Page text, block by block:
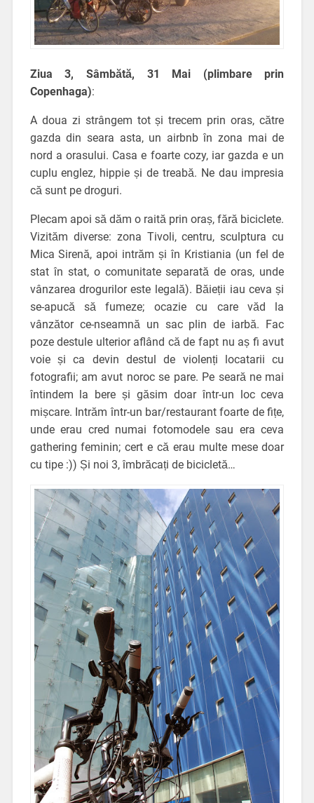
Ziua 3, Sâmbătă, 31 Mai (plimbare prin
Copenhaga):
A doua zi strângem tot și trecem prin oras, către
gazda din seara asta, un airbnb în zona mai de
nord a orasului. Casa e foarte cozy, iar gazda e un
cuplu englez, hippie și de treabă. Ne dau impresia
că sunt pe droguri.
Plecam apoi să dăm o raită prin oraș, fără biciclete.
Vizităm diverse: zona Tivoli, centru, sculptura cu
Mica Sirenă, apoi intrăm și în Kristiania (un fel de
stat în stat, o comunitate separată de oras, unde
vânzarea drogurilor este legală). Băieții iau ceva și
se-apucă să fumeze; ocazie cu care văd la
vânzător ce-nseamnă un sac plin de iarbă. Fac
poze destule ulterior aflând că de fapt nu aș fi avut
voie și ca devin destul de violenți locatarii cu
fotografii; am avut noroc se pare. Pe seară ne mai
întindem la bere și găsim doar într-un loc ceva
mișcare. Intrăm într-un bar/restaurant foarte de fițe,
unde erau cred numai fotomodele sau era ceva
gathering feminin; cert e că erau multe mese doar
cu tipe :)) Și noi 3, îmbrăcați de bicicletă…